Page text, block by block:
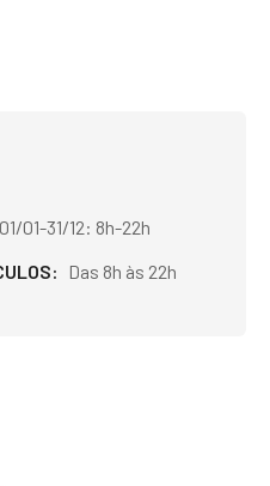
01/01-31/12: 8h-22h
Das 8h às 22h